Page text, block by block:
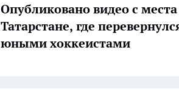
Опубликовано видео с
Татарстане, где
юными хоккеистами